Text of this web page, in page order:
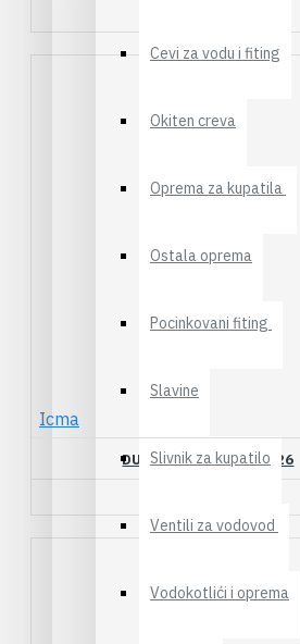
Cevi za vodu i fiting
Okiten creva
Oprema za kupatila
Ostala oprema
Pocinkovani fiting
Slavine
Slivnik za kupatilo
Ventili za vodovod
Vodokotlići i oprema
Icma
DUPLA SPOJNICA 26X26